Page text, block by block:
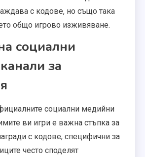
с кодове, но също така
общо игрово изживяване.
социални
за
социални медийни
ви игри е важна стъпка за
с кодове, специфични за
често споделят